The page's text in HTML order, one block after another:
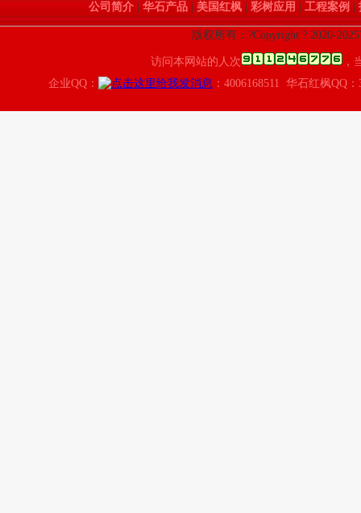
公司简介 华石产品 美国红枫 彩树应用 工程案例
版权所有：?Copyright ? 2020-
访问本网站的人次
，
企业QQ：
：4006168511 华石红枫QQ